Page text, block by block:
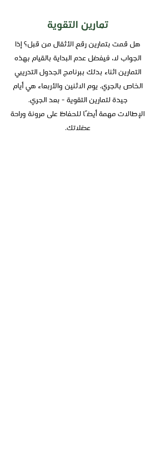
تمارين التقوية
هل قمت بتمارين رقع الأثقال من قبل؟ إذا
الجواب لا، فيفضل عدم البداية بالقيام بهذه
التمارين اثناء بدئك ببرنامج الجدول التدريبي
الخاص بالجري. يوم الاثنين والأربعاء هي أيام
جيدة لتمارين التقوية - بعد الجري.
الإطالات مهمة أيضًا للحفاظ على مرونة وراحة
عضلاتك.